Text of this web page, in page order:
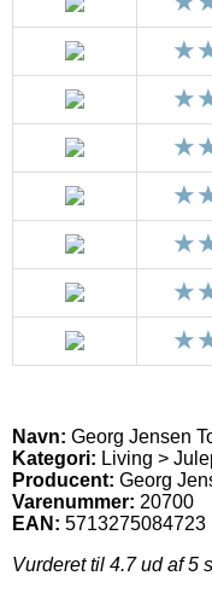
Navn: Georg Jensen
Kategori: Living >
Producent: Georg
Varenummer: 20700
EAN: 5713275084723
Vurderet til 4.7ud af 5